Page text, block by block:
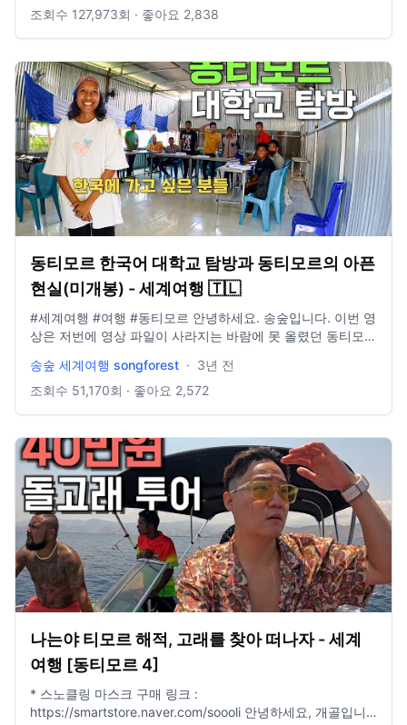
아쉽지만 3일의 공백으로 인해 이렇게 여행이 끝났습니다. 동
이렇게 끝내고, 한국에서의 일상과 함께 다음 해외여행에서 뵙
겠습니다. 감사합니다. #여행 #세계여행 #해외여행 #동티모
르
—————————————————————————————
insta : @waterfall_jang mail : hyungil1993@naver.com 촬
영장비 : 고프로 12 수심췤 시계 : 애플워치울트라 편집 : 맥북
프로 13인치 파이널컷 X 음악 : Artlist
조회수 127,973회 · 좋아요 2,838
동티모르 한국어 대학교 탐방과 동티모르의 아픈
현실(미개봉) - 세계여행 🇹🇱
#세계여행 #여행 #동티모르 안녕하세요. 송숲입니다. 이번 영
상은 저번에 영상 파일이 사라지는 바람에 못 올렸던 동티모르
은 분들이 이렇게 좋아해주셔서 너무 좋았어요. 다음 영상부터
는 다른 영상으로 찾아뵙겠습니다. 오늘도 시청해주셔서 감사
song_forest
송숲 세계여행 songforest · 3년 전
조회수 51,170회 · 좋아요 2,572
나는야 티모르 해적, 고래를 찾아 떠나자 - 세계
여행 [동티모르 4]
* 스노클링 마스크 구매 링크 :
https://smartstore.naver.com/soooli 안녕하세요, 개골입니